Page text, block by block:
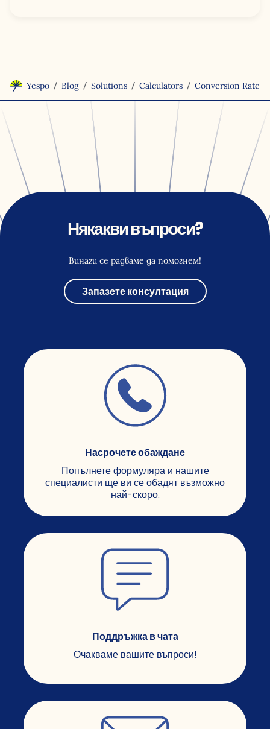
Yespo / Blog / Solutions / Calculators / Conversion Rate
Някакви въпроси?
Винаги се радваме да помогнем!
Запазете консултация
Насрочете обаждане
Попълнете формуляра и нашите
специалисти ще ви се обадят възможно
най-скоро.
Поддръжка в чата
Очакваме вашите въпроси!